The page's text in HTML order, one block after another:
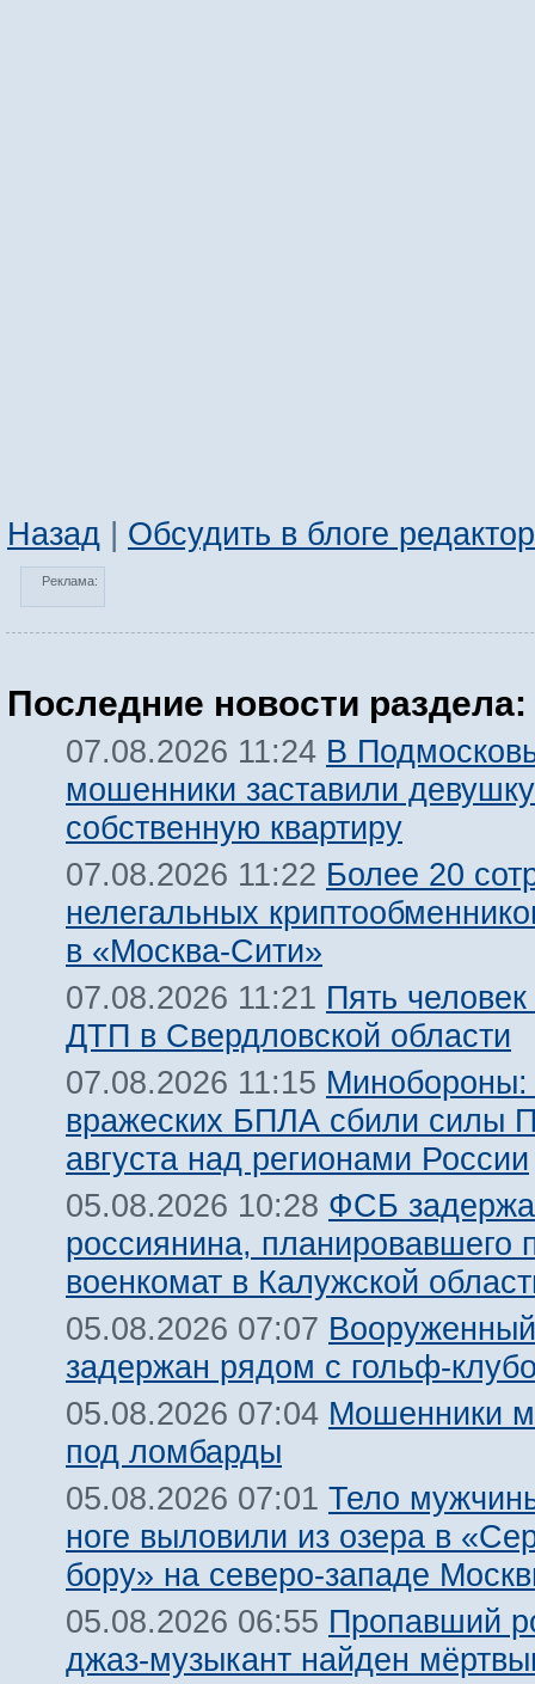
Назад | Обсудить в блоге
Реклама:
Последние новости раздела:
07.08.2026 11:24 В
мошенники заставили
собственную квартиру
07.08.2026 11:22 Более 20
нелегальных
в «Москва-Сити»
07.08.2026 11:21 Пять
ДТП в Свердловской области
07.08.2026 11:15 Минобороны:
вражеских БПЛА сбили силы
августа над регионами России
05.08.2026 10:28 ФСБ
россиянина, планировавшего
военкомат в Калужской
05.08.2026 07:07
задержан рядом с гольф-
05.08.2026 07:04 Мошенники
под ломбарды
05.08.2026 07:01 Тело
ноге выловили из озера в
бору» на северо-западе
05.08.2026 06:55 Пропавший
джаз-музыкант найден